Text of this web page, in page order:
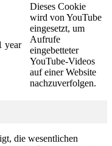
year
Dieses Cookie
wird von YouTube
eingesetzt, um
Aufrufe
eingebetteter
YouTube-Videos
auf einer Website
nachzuverfolgen.
die wesentlichen